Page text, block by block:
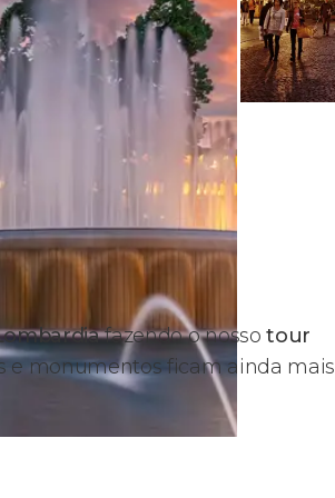
fazendo o nosso tour
e monumentos ficam ainda mais